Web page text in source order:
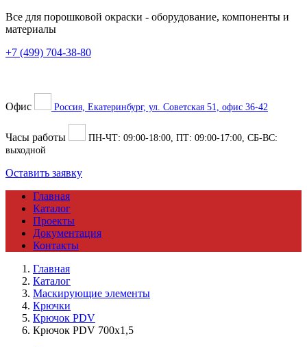
Все для порошковой окраски - оборудование, компоненты и
материалы
+7 (499) 704-38-80
Офис Россия, Екатеринбург, ул. Советская 51, офис 36-42
Часы работы ПН-ЧТ: 09:00-18:00 , ПТ: 09:00-17:00 , СБ-ВС:
выходной
Оставить заявку
Главная
Каталог
Проекты
Документация
Контакты
Главная
Каталог
Маскирующие элементы
Крючки
Крючок PDV
Крючок PDV 700x1,5